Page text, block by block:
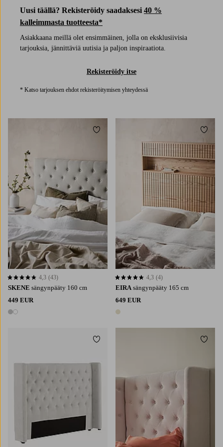
Uusi täällä? Rekisteröidy saadaksesi 40 %
kalleimmasta tuotteesta*
Asiakkaana meillä olet ensimmäinen, jolla on eksklusiivisia
tarjouksia, jännittäviä uutisia ja paljon inspiraatiota.
Rekisteröidy itse
* Katso tarjouksen ehdot rekisteröitymisen yhteydessä
SKENE sängynpääty 160 cm
449 EUR
2 värejä
4,3 perustuen 43 arvosanaan
4,3 (43)
Lisää suosikkeihin
EIRA sängynpääty 165 cm
649 EUR
1 väri
4,3 perustuen 4 arvosanaan
4,3 (4)
Lisää
Lisää suosikkeihin Lisää